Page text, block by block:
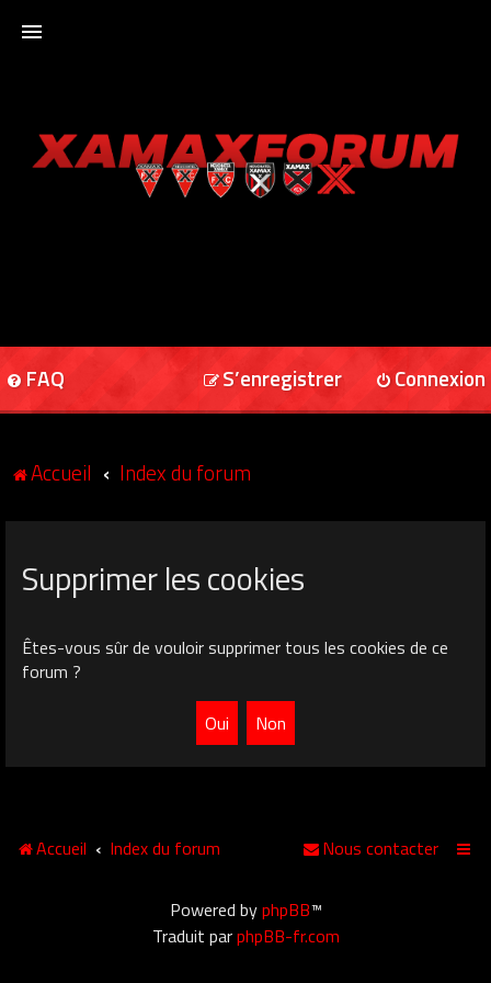
XAMAXFORUM
FAQ Connexion
S’enregistrer
Accueil Index du forum
Supprimer les cookies
Êtes-vous sûr de vouloir supprimer tous les cookies de ce
forum ?
Accueil Index du forum Nous contacter
Powered byphpBB™
Traduit parphpBB-fr.com